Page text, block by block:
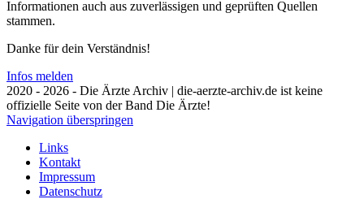
Informationen auch aus zuverlässigen und geprüften Quellen
stammen.
Danke für dein Verständnis!
Infos melden
2020 - 2026 - Die Ärzte Archiv | die-aerzte-archiv.de ist keine
offizielle Seite von der Band Die Ärzte!
Navigation überspringen
Links
Kontakt
Impressum
Datenschutz